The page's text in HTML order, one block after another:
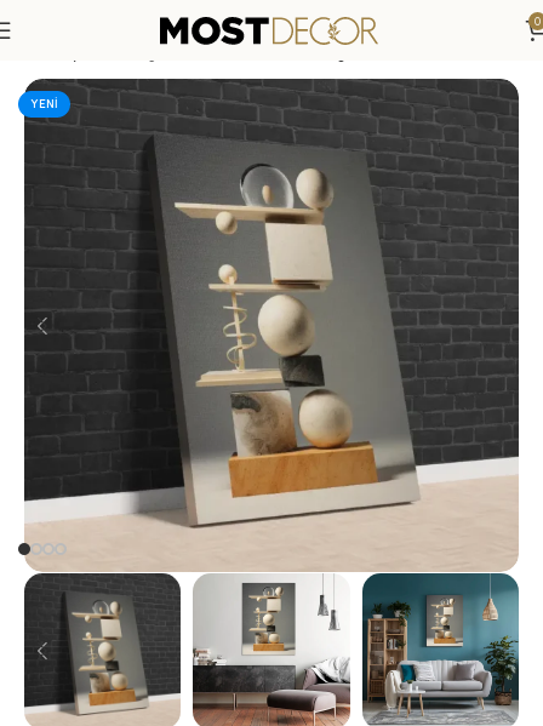
0
Mağaza »Geometrik Denge Sanatı Modern
YENI